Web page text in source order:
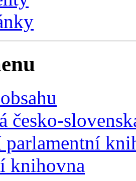
česko-
knihovna